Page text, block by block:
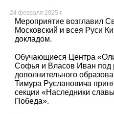
24 февраля 2025 г.
Мероприятие возглавил
Московский и всея Руси
докладом.
Обучающиеся Центра
Софья и Власов Иван под
дополнительного
Тимура Руслановича
секции «Наследники
Победа».